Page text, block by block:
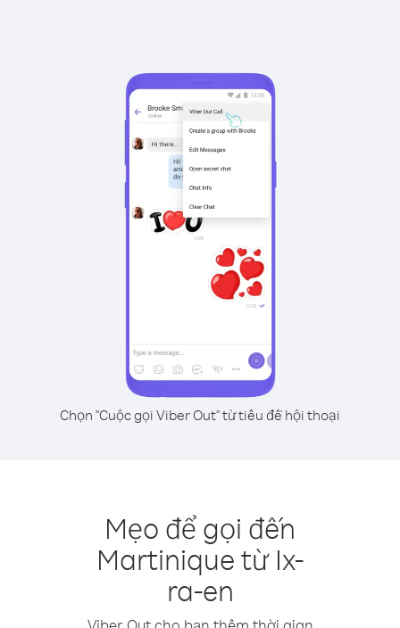
Chọn "Cuộc gọi Viber Out" từ tiêu đề hội thoại
Mẹo để gọi đến
Martinique từ Ix-
ra-en